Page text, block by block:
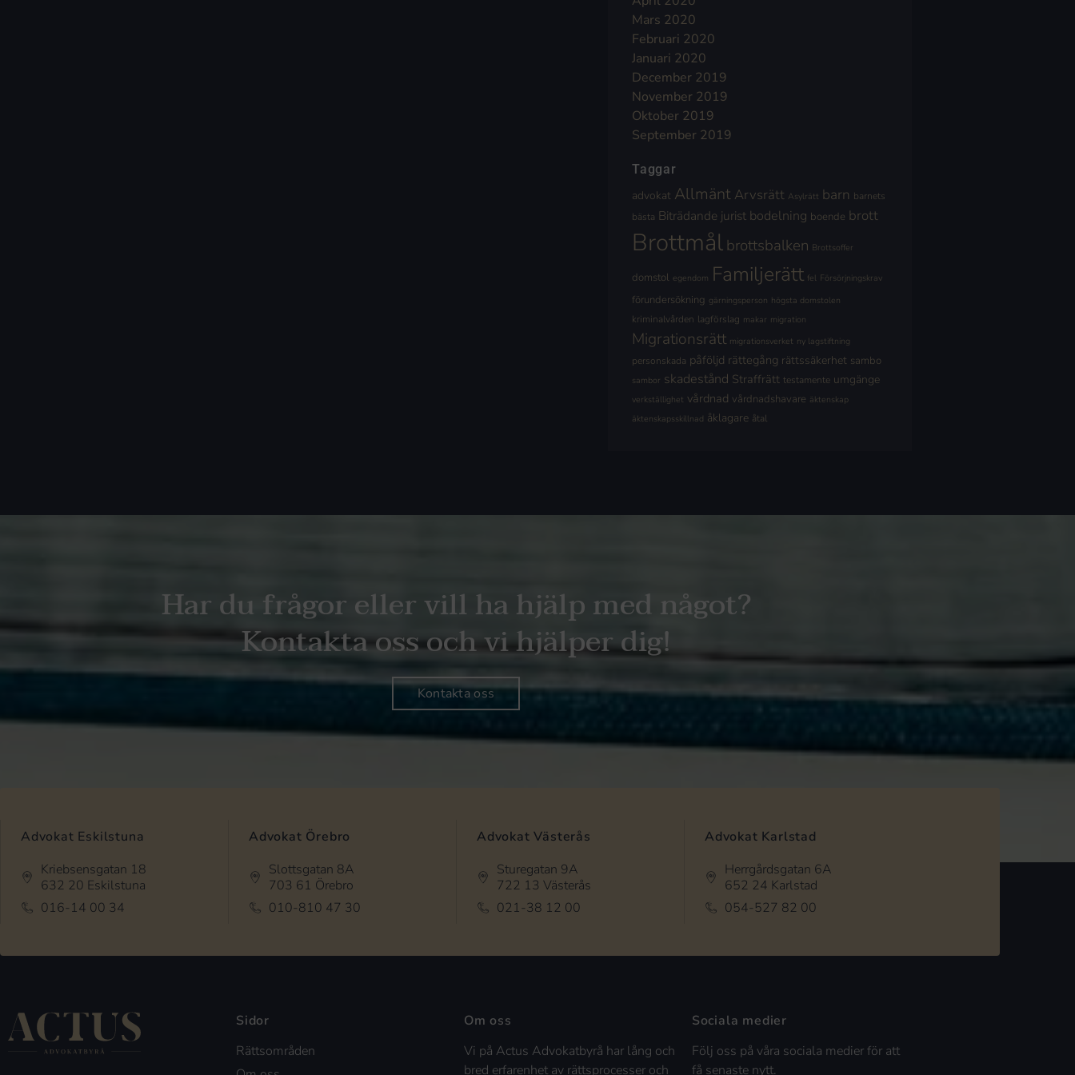
Mars 2020
Februari 2020
Januari 2020
December 2019
November 2019
Oktober 2019
September 2019
Taggar
advokat Allmänt Arvsrätt Asylrätt barn barnets
bästa Biträdande jurist bodelning boende brott
Brottmålbrottsbalken Brottsoffer
domstol egendom Familjerätt fel Försörjningskrav
förundersökning gärningsperson högsta domstolen
kriminalvården lagförslag makar migration
Migrationsrätt migrationsverket ny lagstiftning
personskada påföljd rättegång rättssäkerhet sambo
sambor skadestånd Straffrätt testamente umgänge
verkställighet vårdnad vårdnadshavare äktenskap
äktenskapsskillnad åklagare åtal
Har du frågor eller vill ha hjälp med något?
Kontakta oss och vi hjälper dig!
Kontakta oss
Advokat Eskilstuna
Kriebsensgatan 18
632 20 Eskilstuna
016-14 00 34
Advokat Örebro
Slottsgatan 8A
703 61 Örebro
010-810 47 30
Advokat Västerås
Sturegatan 9A
722 13 Västerås
021-38 12 00
Advokat Karlstad
Herrgårdsgatan 6A
652 24 Karlstad
054-527 82 00
Sidor
Rättsområden
Om oss
Vi på Actus Advokatbyrå har lång och
bred erfarenhet av rättsprocesser och
Sociala medier
Följ oss på våra sociala medier för att
få senaste nytt.